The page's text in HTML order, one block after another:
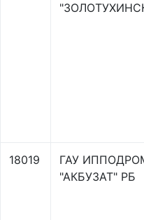
18019
ГАУ
"АКБУЗАТ" РБ